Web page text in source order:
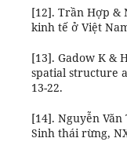
[12]. Trần Hợp &
kinh tế ở Việt
[13]. Gadow K &
spatial structure
13-22.
[14]. Nguyễn Văn
Sinh thái rừng,